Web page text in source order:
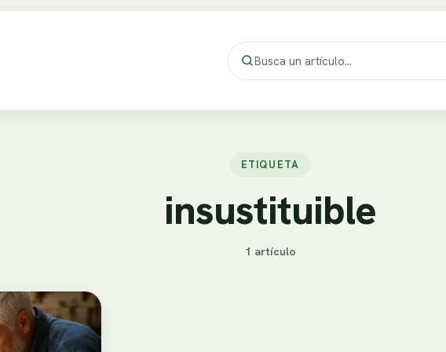
ETIQUETA
insustituible
1 artículo